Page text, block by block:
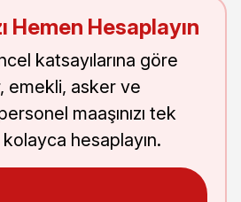
Hemen Hesaplayın
katsayılarına göre
emekli, asker ve
maaşınızı tek
hesaplayın.